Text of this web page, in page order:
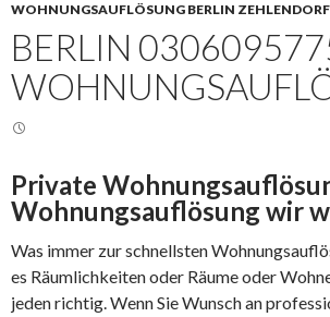
WOHNUNGSAUFLÖSUNG BERLIN ZEHLENDORF
BERLIN
Private
Wohnungsauflösung wir
Was immer zur schnellsten
es Räumlichkeiten oder Räume oder
jeden richtig. Wenn Sie Wunsch an